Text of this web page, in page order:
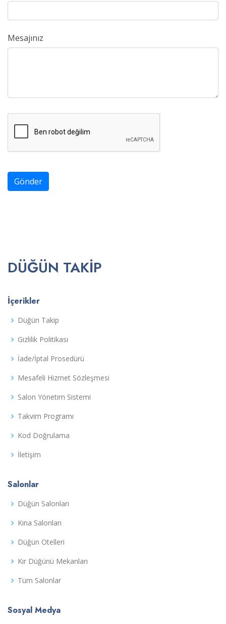
Mesajınız
Gönder
DÜĞÜN TAKIP
İçerikler
Düğün Takip
Gizlilik Politikası
İade/İptal Prosedürü
Mesafeli Hizmet Sözleşmesi
Salon Yönetim Sistemi
Takvim Programı
Kod Doğrulama
İletişim
Salonlar
Düğün Salonları
Kına Salonları
Düğün Otelleri
Kır Düğünü Mekanları
Tüm Salonlar
Sosyal Medya